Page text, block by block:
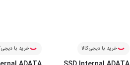
خرید با دیجی‌کالا خرید با